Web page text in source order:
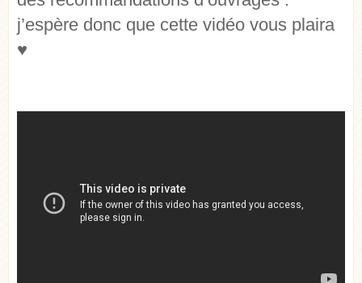
j’espère donc que cette vidéo vous plaira
♥